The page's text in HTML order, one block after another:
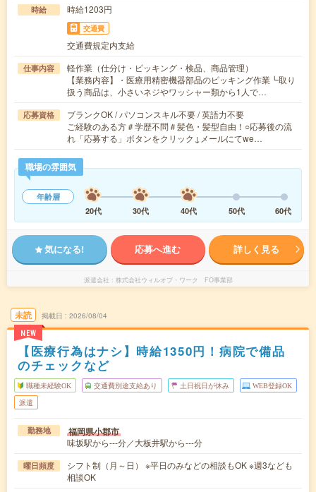
時給 時給1203円
交通費
交通費規定内支給
仕事内容
軽作業（仕分け・ピッキング・検品、商品管理）
【業務内容】・医療用精密機器部品のピッキング作業┗取り
扱う商品は、小さいネジやワッシャー類から1人で…
応募資格
ブランクOK / パソコンスキル不要 / 英語力不要
ご経験のある方＃学歴不問＃髪色・髪型自由！○応募後の流
れ「応募する」ボタンをクリック↓メールにてwe…
職場の雰囲気
年齢層
20代
30代 40代 50代 60代
気になる! 応募へ進む 詳しく見る
派遣会社 株式会社ウィルオブ・ワーク FO事業部
未読
NEW
掲載日 2026/08/04
【医療行為はナシ】時給1350円！病院で備品
のチェックなど
職種未経験OK 交通費別途支給あり 土日祝日が休み WEB登録OK
派遣
勤務地 福岡県小郡市
味坂駅から---分／大板井駅から---分
曜日頻度
シフト制（月～日） ※平日のみなどの相談もOK ※週3なども
相談OK